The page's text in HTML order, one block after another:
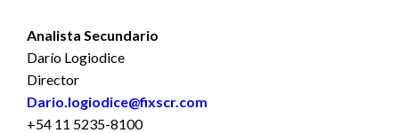
Analista Secundario
Darío Logiodice
Director
Dario.logiodice@fixscr.com
+54 11 5235-8100